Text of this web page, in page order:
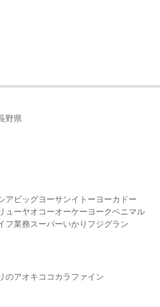
野県
ア ビッグヨーサンイトーヨーカドー
ューヤオコーオーケー ヨークベニマル
フ業務スーパーいかり フジグラン
のアオキ ココカラファイン